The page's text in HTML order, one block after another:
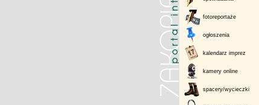
fotoreportaże
ogłoszenia
kalendarz imprez
kamery online
spacery/wycieczki